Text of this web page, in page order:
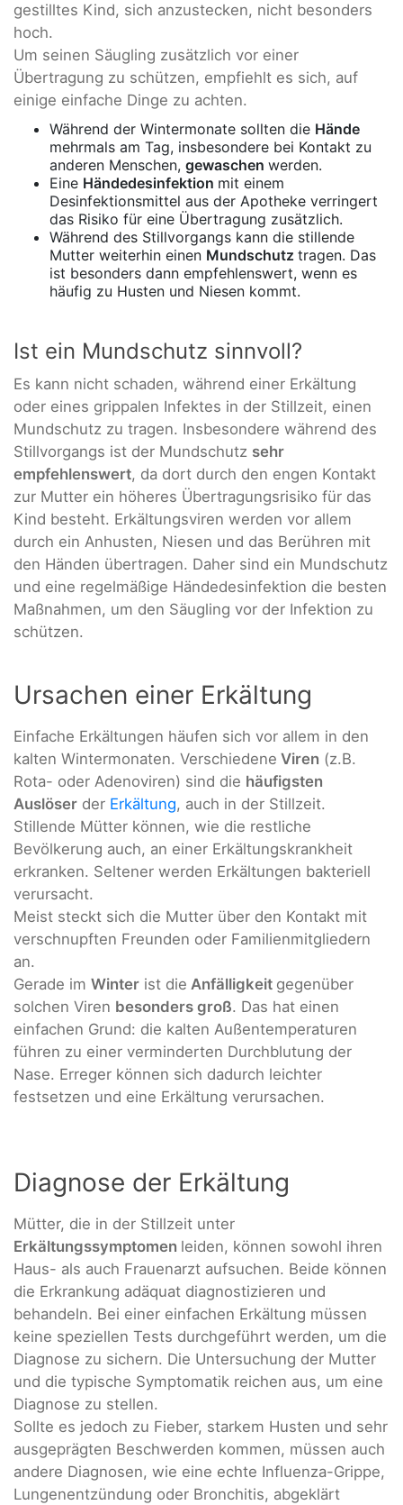
gestilltes Kind, sich anzustecken, nicht besonders
hoch.
Um seinen Säugling zusätzlich vor einer
Übertragung zu schützen, empfiehlt es sich, auf
einige einfache Dinge zu achten.
Während der Wintermonate sollten die Hände
mehrmals am Tag, insbesondere bei Kontakt zu
anderen Menschen, gewaschen werden.
Eine Händedesinfektion mit einem
Desinfektionsmittel aus der Apotheke verringert
das Risiko für eine Übertragung zusätzlich.
Während des Stillvorgangs kann die stillende
Mutter weiterhin einen Mundschutz tragen. Das
ist besonders dann empfehlenswert, wenn es
häufig zu Husten und Niesen kommt.
Ist ein Mundschutz sinnvoll?
Es kann nicht schaden, während einer Erkältung
oder eines grippalen Infektes in der Stillzeit, einen
Mundschutz zu tragen. Insbesondere während des
Stillvorgangs ist der Mundschutz sehr
empfehlenswert, da dort durch den engen Kontakt
zur Mutter ein höheres Übertragungsrisiko für das
Kind besteht. Erkältungsviren werden vor allem
durch ein Anhusten, Niesen und das Berühren mit
den Händen übertragen. Daher sind ein Mundschutz
und eine regelmäßige Händedesinfektion die besten
Maßnahmen, um den Säugling vor der Infektion zu
schützen.
Ursachen einer Erkältung
Einfache Erkältungen häufen sich vor allem in den
kalten Wintermonaten. Verschiedene Viren (z.B.
Rota- oder Adenoviren) sind die häufigsten
Auslöser der Erkältung, auch in der Stillzeit.
Stillende Mütter können, wie die restliche
Bevölkerung auch, an einer Erkältungskrankheit
erkranken. Seltener werden Erkältungen bakteriell
verursacht.
Meist steckt sich die Mutter über den Kontakt mit
verschnupften Freunden oder Familienmitgliedern
an.
Gerade im Winter ist die Anfälligkeit gegenüber
solchen Viren besonders groß. Das hat einen
einfachen Grund: die kalten Außentemperaturen
führen zu einer verminderten Durchblutung der
Nase. Erreger können sich dadurch leichter
festsetzen und eine Erkältung verursachen.
Diagnose der Erkältung
Mütter, die in der Stillzeit unter
Erkältungssymptomen leiden, können sowohl ihren
Haus- als auch Frauenarzt aufsuchen. Beide können
die Erkrankung adäquat diagnostizieren und
behandeln. Bei einer einfachen Erkältung müssen
keine speziellen Tests durchgeführt werden, um die
Diagnose zu sichern. Die Untersuchung der Mutter
und die typische Symptomatik reichen aus, um eine
Diagnose zu stellen.
Sollte es jedoch zu Fieber, starkem Husten und sehr
ausgeprägten Beschwerden kommen, müssen auch
andere Diagnosen, wie eine echte Influenza-Grippe,
Lungenentzündung oder Bronchitis, abgeklärt